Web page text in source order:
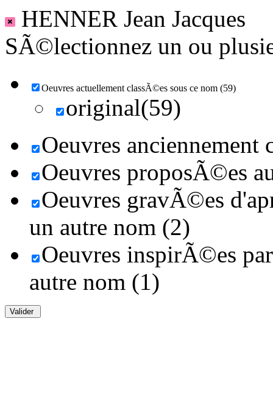
HENNER Jean Jacques
SÃ©lectionnez un ou
Oeuvres actuellement classÃ©es sous ce nom (59)
original(59)
Oeuvres anciennement
Oeuvres proposÃ©es
Oeuvres gravÃ©es
un autre nom (2)
Oeuvres inspirÃ©es
autre nom (1)
Valider